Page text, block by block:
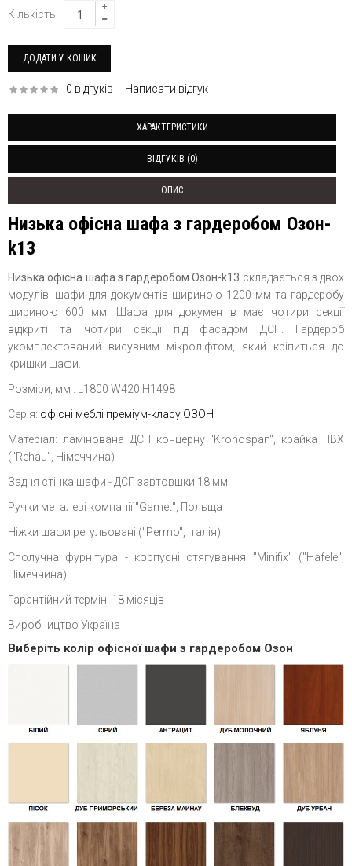
Кількість
0 відгуків Написати відгук
ХАРАКТЕРИСТИКИ
ВІДГУКІВ (0)
ОПИС
Низька офісна шафа з гардеробом Озон-
k13
Низька офісна шафа з гардеробом Озон-k13 складається з двох
модулів: шафи для документів шириною 1200 мм та гардеробу
шириною 600 мм. Шафа для документів має чотири секції
відкриті та чотири секції під фасадом ДСП. Гардероб
укомплектований висувним мікроліфтом, який кріпиться до
кришки шафи.
Розміри, мм : L1800 W420 H1498
Серія: офісні меблі преміум-класу ОЗОН
Матеріал: ламінована ДСП концерну"Kronospan", крайка ПВХ
("Rehau", Німеччина)
Задня стінка шафи - ДСП завтовшки 18 мм
Ручки металеві компанії "Gamet", Польща
Ніжки шафи регульовані ("Permo", Італія)
Сполучна фурнітура - корпусні стягування "Minifix" ("Hafele",
Німеччина)
Гарантійний термін: 18 місяців
Виробництво Україна
Виберіть колір офісної шафи з гардеробом Озон